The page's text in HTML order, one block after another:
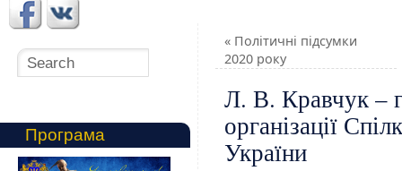
« Політичні підсумки
2020 року
Л. В. Кравчук –
організації
України
Програма